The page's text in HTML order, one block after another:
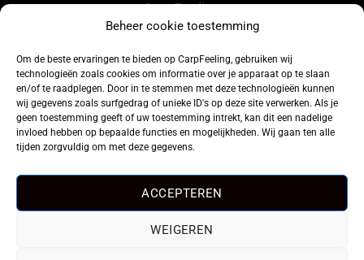
Beheer cookie toestemming
Om de beste ervaringen te bieden op CarpFeeling, gebruiken wij
technologieën zoals cookies om informatie over je apparaat op te slaan
en/of te raadplegen. Door in te stemmen met deze technologieën kunnen
wij gegevens zoals surfgedrag of unieke ID's op deze site verwerken. Als je
geen toestemming geeft of uw toestemming intrekt, kan dit een nadelige
invloed hebben op bepaalde functies en mogelijkheden. Wij gaan ten alle
tijden zorgvuldig om met deze gegevens.
ACCEPTEREN
WEIGEREN
CarpFeeling
Volg ons ook op